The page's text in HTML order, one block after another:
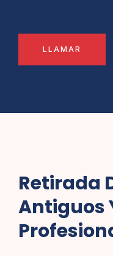
LLAMAR
Retirada
Antiguos